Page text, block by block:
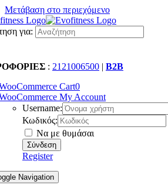
Μετάβαση στο περιεχόμενο
για:
: 2121006500 | B2B
Cart0
My Account
Username:
Κωδικός:
Να με θυμάσαι
Register
Navigation